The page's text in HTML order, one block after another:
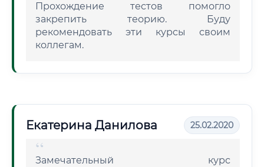
Прохождение тестов помогло
закрепить теорию. Буду
рекомендовать эти курсы своим
коллегам.
Екатерина Данилова 25.02.2020
Замечательный курс